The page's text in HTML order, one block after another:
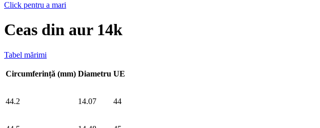
Click pentru a mari
Ceas din aur 14k
Tabel mărimi
Circumferință (mm) Diametru UE
44.2 14.07 44